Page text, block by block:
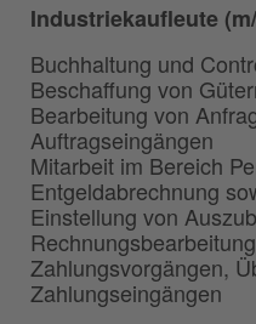
Industriekaufleute
Buchhaltung und
Beschaffung von
Bearbeitung von
Auftragseingängen
Mitarbeit im Bereich
Entgeldabrechnung
Einstellung von
Zahlungsvorgängen,
Zahlungseingängen